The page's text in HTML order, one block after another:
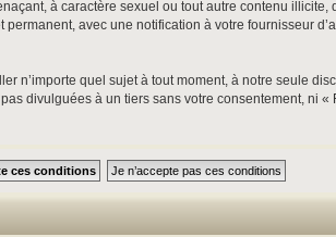
à caractère sexuel ou tout autre contenu
avec une notification à votre fournisseur
n’importe quel sujet à tout moment, à notre seule
divulguées à un tiers sans votre consentement, ni